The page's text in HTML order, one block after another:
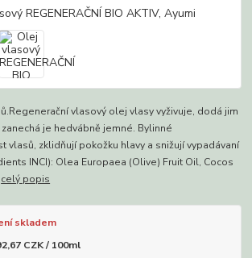
vlasový olej vlasy vyživuje, dodá jim
je hedvábně jemné. Bylinné
vlasů, zklidňují pokožku hlavy a snižují vypadávaní
INCI): Olea Europaea (Olive) Fruit Oil, Cocos
celý popis
skladem
CZK / 100ml